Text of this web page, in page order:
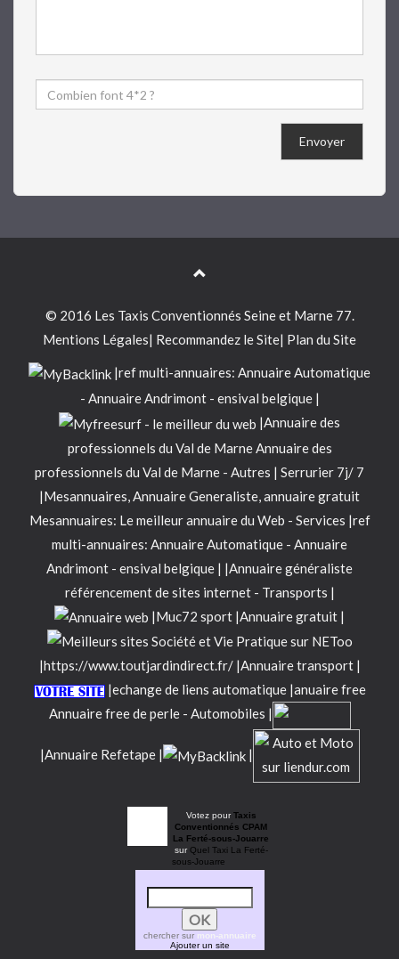
Envoyer
© 2016 Les Taxis Conventionnés Seine et Marne 77.
Mentions Légales| Recommandez le Site| Plan du Site
|ref multi-annuaires: Annuaire Automatique
- Annuaire Andrimont- ensival belgique |
|Annuaire des
professionnels du Val de MarneAnnuaire des
professionnels du Val de Marne - Autres | Serrurier 7j/ 7
|Mesannuaires, Annuaire Generaliste, annuaire gratuit
Mesannuaires: Le meilleur annuaire du Web - Services |ref
multi-annuaires: Annuaire Automatique - Annuaire
Andrimont - ensival belgique | |Annuaire généraliste
référencement de sites internet - Transports |
|Muc72 sport |Annuaire gratuit |
|https://www.toutjardindirect.fr/ |Annuaire transport |
|echange de liens automatique |anuaire free
Annuaire free de perle - Automobiles |
|Annuaire Refetape | |
Votez pourTaxis
Conventionnés CPAM
La Ferté-sous-Jouarre
surQuel Taxi La Ferté-
sous-Jouarre
chercher sur mon-annuaire
Ajouter un site